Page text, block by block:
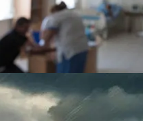
США Оказался
1918 Года
Массовое